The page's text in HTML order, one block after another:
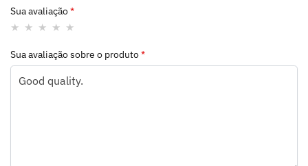
Sua avaliação*
Sua avaliação sobre o produto*